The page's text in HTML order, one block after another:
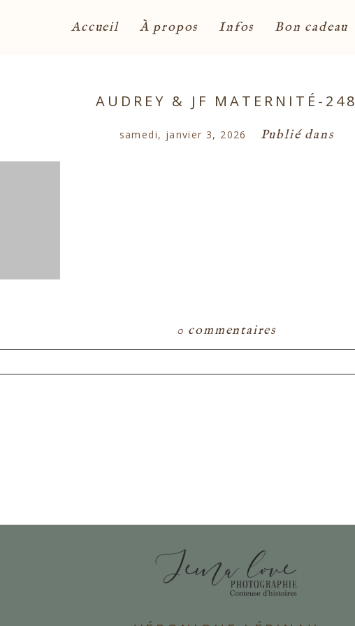
Accueil À propos Infos Bon cadeau
AUDREY & JF MATERNITÉ-248
samedi, janvier 3, 2026 Publié dans
0 commentaires